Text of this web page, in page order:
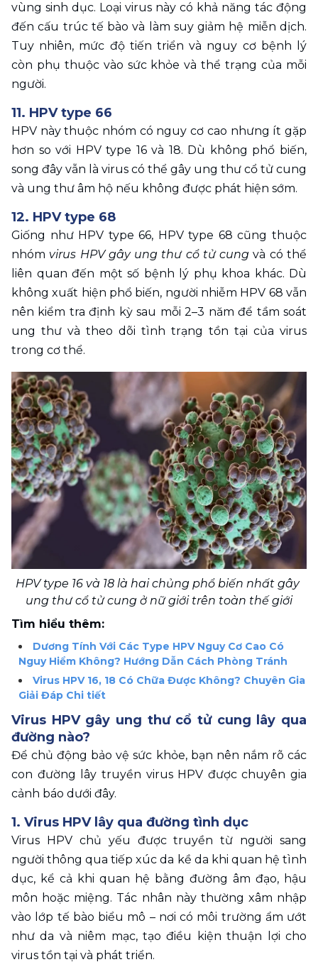
vùng sinh dục. Loại virus này có khả năng tác động
đến cấu trúc tế bào và làm suy giảm hệ miễn dịch.
Tuy nhiên, mức độ tiến triển và nguy cơ bệnh lý
còn phụ thuộc vào sức khỏe và thể trạng của mỗi
người.
11. HPV type 66
HPV này thuộc nhóm có nguy cơ cao nhưng ít gặp
hơn so với HPV type 16 và 18. Dù không phổ biến,
song đây vẫn là virus có thể gây ung thư cổ tử cung
và ung thư âm hộ nếu không được phát hiện sớm.
12. HPV type 68
Giống như HPV type 66, HPV type 68 cũng thuộc
nhóm virus HPV gây ung thư cổ tử cung và có thể
liên quan đến một số bệnh lý phụ khoa khác. Dù
không xuất hiện phổ biến, người nhiễm HPV 68 vẫn
nên kiểm tra định kỳ sau mỗi 2–3 năm để tầm soát
ung thư và theo dõi tình trạng tồn tại của virus
trong cơ thể.
HPV type 16 và 18 là hai chủng phổ biến nhất gây
ung thư cổ tử cung ở nữ giới trên toàn thế giới
Tìm hiểu thêm:
Dương Tính Với Các Type HPV Nguy Cơ Cao Có
Nguy Hiểm Không? Hướng Dẫn Cách Phòng Tránh
Virus HPV 16, 18 Có Chữa Được Không? Chuyên Gia
Giải Đáp Chi tiết
Virus HPV gây ung thư cổ tử cung lây qua
đường nào?
Để chủ động bảo vệ sức khỏe, bạn nên nắm rõ các
con đường lây truyền virus HPV được chuyên gia
cảnh báo dưới đây.
1. Virus HPV lây qua đường tình dục
Virus HPV chủ yếu được truyền từ người sang
người thông qua tiếp xúc da kề da khi quan hệ tình
dục, kể cả khi quan hệ bằng đường âm đạo, hậu
môn hoặc miệng. Tác nhân này thường xâm nhập
vào lớp tế bào biểu mô – nơi có môi trường ẩm ướt
như da và niêm mạc, tạo điều kiện thuận lợi cho
virus tồn tại và phát triển.